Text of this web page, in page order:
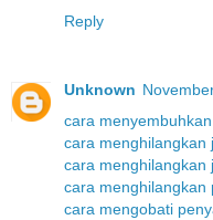
Reply
Unknown
cara
cara menghilangkan
cara menghilangkan
cara menghilangkan
cara mengobati